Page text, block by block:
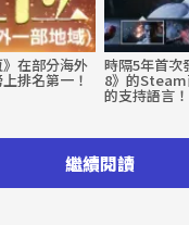
》在部分海外
排名第一！
時隔5年首次
8》的Steam
的支持語言！
繼續閱讀